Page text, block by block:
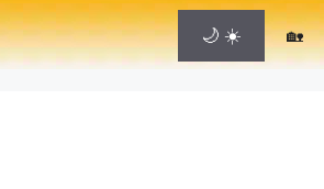
🌙 ☀️ 🏡